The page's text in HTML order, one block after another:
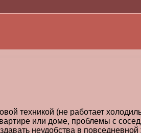
техникой (не работает
или доме, проблемы с
неудобства в повседневной